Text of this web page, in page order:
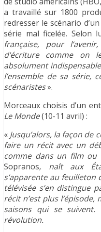
a travaillé sur 1800
redresser le scénario
série mal ficelée. Selon
française, pour
d’écriture comme on
absolument
l’ensemble de sa série,
scénaristes».
Morceaux choisis d’un
Le Monde(10-11 avril) :
« Jusqu’alors, la façon
faire un récit avec un
comme dans un film ou
Sopranos, naît aux
s’apparente au feuilleton
télévisée s’en distingue
récit n’est plus
saisons qui se
révolution.